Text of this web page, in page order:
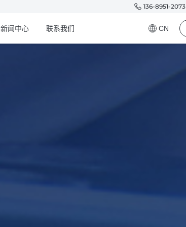
136-8951-2073
CN
新闻中心 联系我们